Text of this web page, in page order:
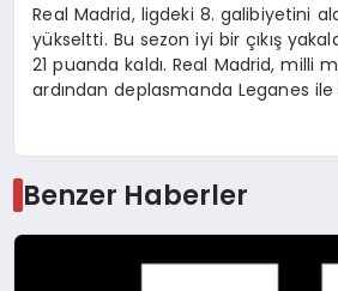
Real Madrid, ligdeki 8. galibiyetini
yükseltti. Bu sezon iyi bir çıkış
21 puanda kaldı. Real Madrid, milli
ardından deplasmanda Leganes ile
Benzer Haberler